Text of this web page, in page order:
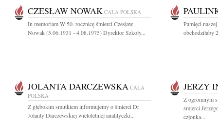
CZESŁAW NOWAK CAŁA POLSKA
In memoriam W 50. rocznicę śmierci Czesław
Nowak (5.06.1931 - 4.08.1975) Dyrektor Szkoły...
Pamięci
obchodziłaby
JOLANTA DARCZEWSKA CAŁA
POLSKA
Z głębokim smutkiem informujemy o śmierci Dr
Jolanty Darczewskiej wieloletniej analityczki...
JERZY
Z ogromnym
śmierci
członka...